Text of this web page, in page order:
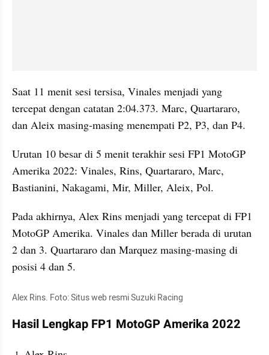
Saat 11 menit sesi tersisa, Vinales menjadi yang
tercepat dengan catatan 2:04.373. Marc, Quartararo,
dan Aleix masing-masing menempati P2, P3, dan P4.
Urutan 10 besar di 5 menit terakhir sesi FP1 MotoGP
Amerika 2022: Vinales, Rins, Quartararo, Marc,
Bastianini, Nakagami, Mir, Miller, Aleix, Pol.
Pada akhirnya, Alex Rins menjadi yang tercepat di FP1
MotoGP Amerika. Vinales dan Miller berada di urutan
2 dan 3. Quartararo dan Marquez masing-masing di
posisi 4 dan 5.
Alex Rins. Foto: Situs web resmi Suzuki Racing
Hasil Lengkap FP1 MotoGP Amerika 2022